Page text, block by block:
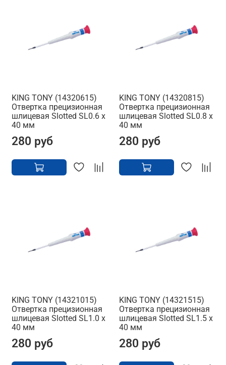
KING TONY (14320615)
Отвертка прецизионная
шлицевая Slotted SL0.6 x
40 мм
280 руб
KING TONY (14320815)
Отвертка прецизионная
шлицевая Slotted SL0.8 x
40 мм
280 руб
KING TONY (14321015)
Отвертка прецизионная
шлицевая Slotted SL1.0 x
40 мм
280 руб
KING TONY (14321515)
Отвертка прецизионная
шлицевая Slotted SL1.5 x
40 мм
280 руб